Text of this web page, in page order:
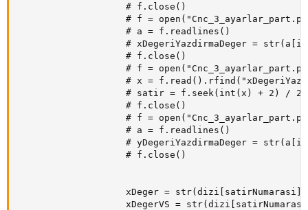
                    # f.close()
# f =
                    # a = f.readlines()
# xDegeriYazdirmaDeger =
                    # f.close()
# f =
# x =
                    # satir = f.seek(int(x) + 2) / 24
                    # f.close()
# f =
                    # a = f.readlines()
# yDegeriYazdirmaDeger =
                    # f.close()
xDeger =
xDegerVS =